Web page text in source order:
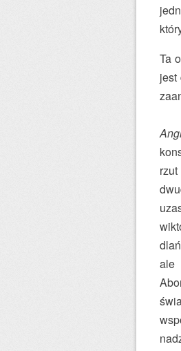
Ta
jest
ale